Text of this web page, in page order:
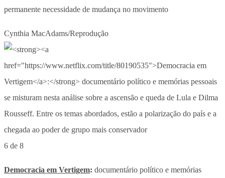
permanente necessidade de mudança no movimento
Cynthia MacAdams/Reprodução
6 de 8
Democracia em Vertigem: documentário político e memórias